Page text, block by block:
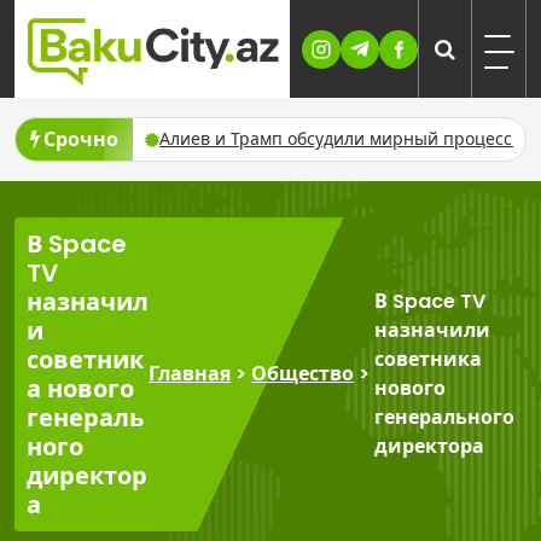
Skip
content
Срочно
серебро Алиев и Трамп обсудили мирный процесс и
В Space
TV
назначил
и
советник
а нового
генераль
ного
директор
а
Главная > Общество >
В Space TV
назначили
советника
нового
генерального
директора